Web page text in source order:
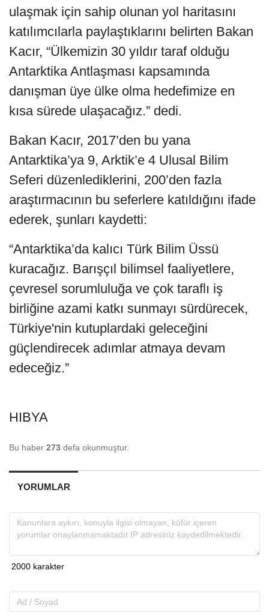
ulaşmak için sahip olunan yol haritasını
katılımcılarla paylaştıklarını belirten Bakan
Kacır, “Ülkemizin 30 yıldır taraf olduğu
Antarktika Antlaşması kapsamında
danışman üye ülke olma hedefimize en
kısa sürede ulaşacağız.” dedi.
Bakan Kacır, 2017’den bu yana
Antarktika’ya 9, Arktik’e 4 Ulusal Bilim
Seferi düzenlediklerini, 200’den fazla
araştırmacının bu seferlere katıldığını ifade
ederek, şunları kaydetti:
“Antarktika’da kalıcı Türk Bilim Üssü
kuracağız. Barışçıl bilimsel faaliyetlere,
çevresel sorumluluğa ve çok taraflı iş
birliğine azami katkı sunmayı sürdürecek,
Türkiye'nin kutuplardaki geleceğini
güçlendirecek adımlar atmaya devam
edeceğiz.”
HIBYA
Bu haber 273 defa okunmuştur.
YORUMLAR